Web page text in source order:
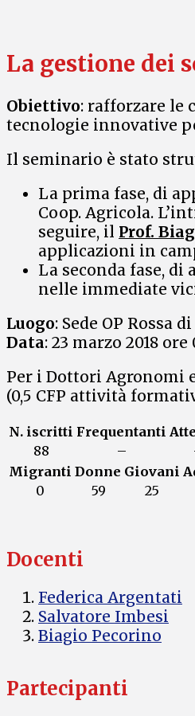
La gestione dei
Obiettivo: rafforzare le
tecnologie innovative
Il seminario è stato
La prima fase, di
Coop. Agricola.
seguire, il Prof.
applicazioni in
La seconda fase,
nelle immediate
Luogo: Sede OP Rossa
Data: 23 marzo 2018 ore
Per i Dottori Agronomi
(0,5 CFP attività
N. iscritti Frequentanti
88
–
Migranti Donne Giovani
0
59 25
Docenti
Federica Argentati
Salvatore Imbesi
Biagio Pecorino
Partecipanti